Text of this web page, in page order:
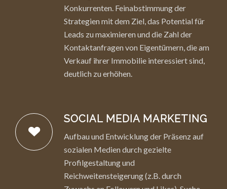
Konkurrenten. Feinabstimmung der
Strategien mit dem Ziel, das Potential für
Leads zu maximieren und die Zahl der
Kontaktanfragen von Eigentümern, die am
Verkauf ihrer Immobilie interessiert sind,
deutlich zu erhöhen.
SOCIAL MEDIA MARKETING
Aufbau und Entwicklung der Präsenz auf
sozialen Medien durch gezielte
Profilgestaltung und
Reichweitensteigerung (z.B. durch